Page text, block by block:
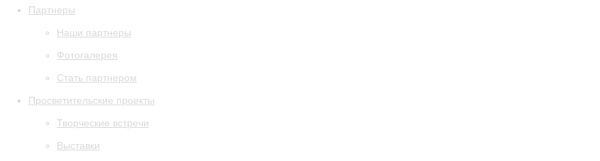
Партнеры
Наши партнеры
Фотогалерея
Стать партнером
Просветительские проекты
Творческие встречи
Выставки